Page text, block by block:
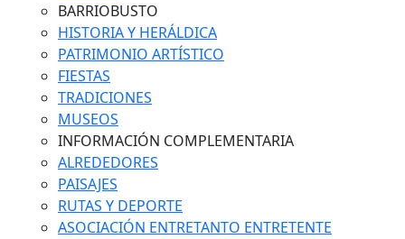
BARRIOBUSTO
HISTORIA Y HERÁLDICA
PATRIMONIO ARTÍSTICO
FIESTAS
TRADICIONES
MUSEOS
INFORMACIÓN COMPLEMENTARIA
ALREDEDORES
PAISAJES
RUTAS Y DEPORTE
ASOCIACIÓN ENTRETANTO ENTRETENTE